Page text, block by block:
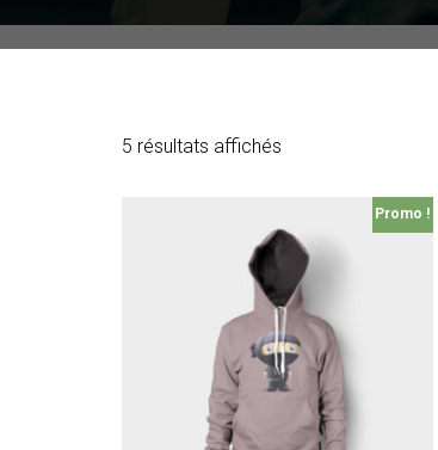
5 résultats affichés
Promo !